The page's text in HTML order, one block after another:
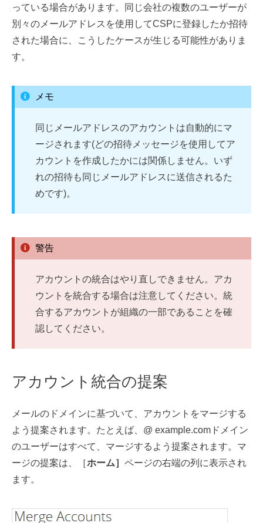
っている場合があります。同じ会社の複数のユーザーが
別々のメールアドレスを使用してCSPに登録したか招待
された場合に、こうしたケースが生じる可能性がありま
す。
メモ
同じメールアドレスのアカウントは自動的にマ
ージされます(どの招待メッセージを使用してア
カウントを作成したかには関係しません。いず
れの招待も同じメールアドレスに送信されるた
めです)。
警告
アカウントの統合はやり直しできません。アカ
ウントを統合する場合は注意してください。統
合するアカウントが組織の一部であることを確
認してください。
アカウント統合の提案
メールのドメインに基づいて、アカウントをマージする
よう提案されます。たとえば、@ example.comドメイン
のユーザーはすべて、マージするよう提案されます。マ
ージの提案は、［ホーム］ ページの右端の列に表示され
ます。